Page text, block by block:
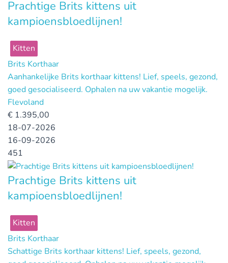
Prachtige Brits kittens uit
kampioensbloedlijnen!
Kitten
Brits Korthaar
Aanhankelijke Brits korthaar kittens! Lief, speels, gezond,
goed gesocialiseerd. Ophalen na uw vakantie mogelijk.
Flevoland
€ 1.395,00
18-07-2026
16-09-2026
451
Prachtige Brits kittens uit
kampioensbloedlijnen!
Kitten
Brits Korthaar
Schattige Brits korthaar kittens! Lief, speels, gezond,